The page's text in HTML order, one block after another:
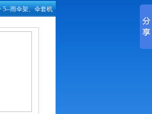
5--雨伞架、伞套机